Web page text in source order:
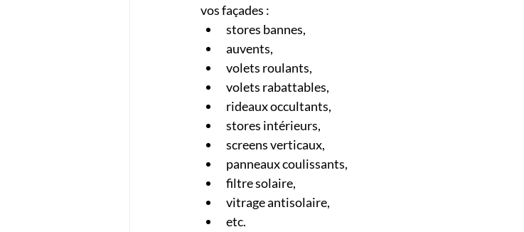
vos façades :
stores bannes,
auvents,
volets roulants,
volets rabattables,
rideaux occultants,
stores intérieurs,
screens verticaux,
panneaux coulissants,
filtre solaire,
vitrage antisolaire,
etc.